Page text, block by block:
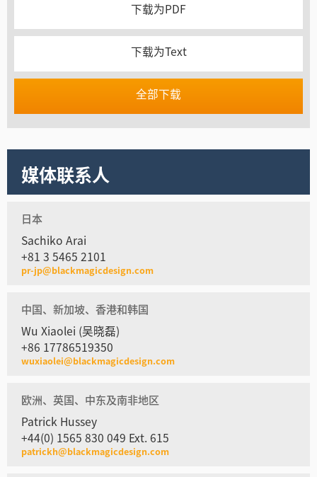
下载为PDF
下载为Text
全部下载
媒体联系人
日本
Sachiko Arai
+81 3 5465 2101
pr-jp@blackmagicdesign.com
中国、新加坡、香港和韩国
Wu Xiaolei (吴晓磊)
+86 17786519350
wuxiaolei@blackmagicdesign.com
欧洲、英国、中东及南非地区
Patrick Hussey
+44(0) 1565 830 049 Ext. 615
patrickh@blackmagicdesign.com